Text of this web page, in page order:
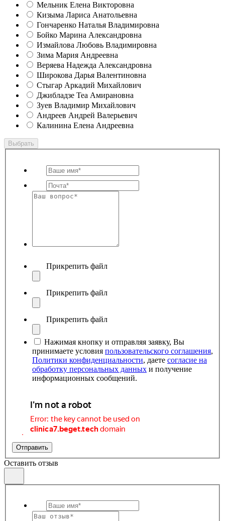
Мельник Елена Викторовна
Кизыма Лариса Анатольевна
Гончаренко Наталья Владимировна
Бойко Марина Александровна
Измайлова Любовь Владимировна
Зима Мария Андреевна
Веряева Надежда Александровна
Широкова Дарья Валентиновна
Стыгар Аркадий Михайлович
Джибладзе Теа Амирановна
Зуев Владимир Михайлович
Андреев Андрей Валерьевич
Калинина Елена Андреевна
Выбрать
Прикрепить файл
Прикрепить файл
Прикрепить файл
Нажимая кнопку и отправляя заявку, Вы
принимаете условия пользовательского соглашения,
Политики конфиденциальности, даете согласие на
обработку персональных данных и получение
информационных сообщений.
Отправить
Оставить отзыв